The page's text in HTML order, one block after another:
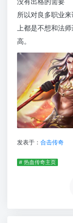
所以对良多职业
上都是不想和法
高。
发表于： 合击传奇
# 热血传奇主页